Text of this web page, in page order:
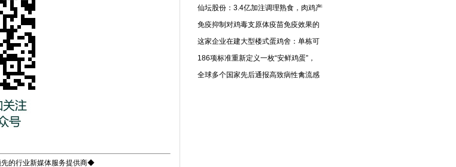
的行业新媒体服务提供商◆
仙坛股份：3.4亿加注调理熟食，肉鸡产
免疫抑制对鸡毒支原体疫苗免疫效果的
这家企业在建大型楼式蛋鸡舍：单栋可
186项标准重新定义一枚“安鲜鸡蛋”，
全球多个国家先后通报高致病性禽流感